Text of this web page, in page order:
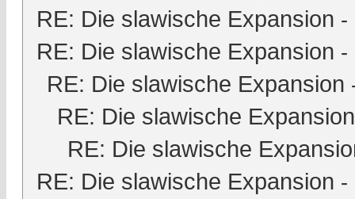
RE: Die slawische Expansion -
RE: Die slawische Expansion -
RE: Die slawische Expansion
RE: Die slawische Expansion
RE: Die slawische
RE: Die slawische Expansion -